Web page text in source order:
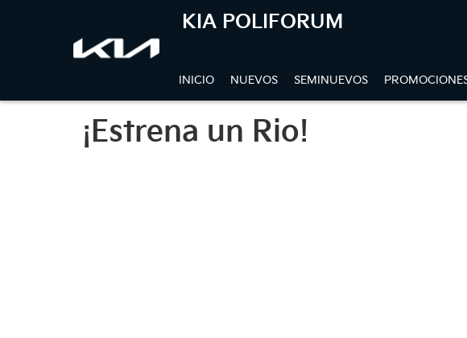
KIA POLIFORUM
INICIO NUEVOS SEMINUEVOS
¡Estrena un Rio!